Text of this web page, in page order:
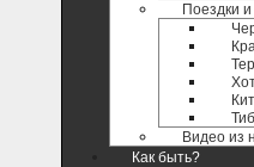
Поездки
Видео из
Как быть?